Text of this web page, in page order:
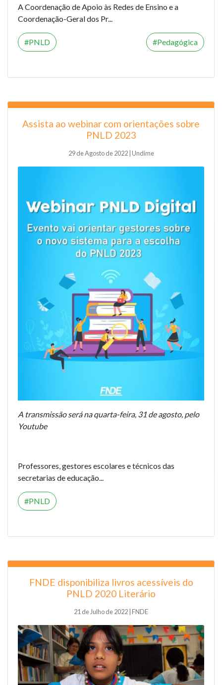
A Coordenação de Apoio às Redes de Ensino e a
Coordenação-Geral dos Pr...
PNLD Pedagógica
Assista ao webinar com orientações sobre
PNLD 2023
29 de Agosto de 2022 | Undime
A transmissão será na quarta-feira, 31 de agosto, pelo
Youtube
Professores, gestores escolares e técnicos das
secretarias de educação...
PNLD
FNDE disponibiliza livros acessíveis do
PNLD 2020 Literário
21 de Julho de 2022 | FNDE